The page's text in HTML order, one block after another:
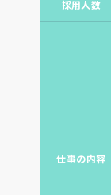
採用人数
仕事の内容